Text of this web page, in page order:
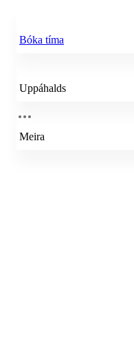
Bóka tíma
Uppáhalds
Meira